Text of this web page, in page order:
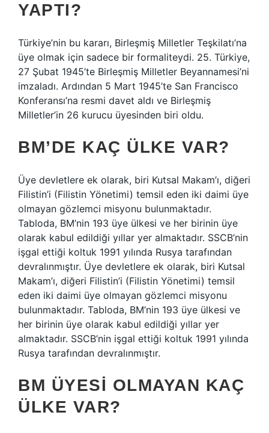
YAPTI?
Türkiye’nin bu kararı, Birleşmiş Milletler Teşkilatı’na
üye olmak için sadece bir formaliteydi. 25. Türkiye,
27 Şubat 1945’te Birleşmiş Milletler Beyannamesi’ni
imzaladı. Ardından 5 Mart 1945’te San Francisco
Konferansı’na resmi davet aldı ve Birleşmiş
Milletler’in 26 kurucu üyesinden biri oldu.
BM’DE KAÇ ÜLKE VAR?
Üye devletlere ek olarak, biri Kutsal Makam’ı, diğeri
Filistin’i (Filistin Yönetimi) temsil eden iki daimi üye
olmayan gözlemci misyonu bulunmaktadır.
Tabloda, BM’nin 193 üye ülkesi ve her birinin üye
olarak kabul edildiği yıllar yer almaktadır. SSCB’nin
işgal ettiği koltuk 1991 yılında Rusya tarafından
devralınmıştır. Üye devletlere ek olarak, biri Kutsal
Makam’ı, diğeri Filistin’i (Filistin Yönetimi) temsil
eden iki daimi üye olmayan gözlemci misyonu
bulunmaktadır. Tabloda, BM’nin 193 üye ülkesi ve
her birinin üye olarak kabul edildiği yıllar yer
almaktadır. SSCB’nin işgal ettiği koltuk 1991 yılında
Rusya tarafından devralınmıştır.
BM ÜYESI OLMAYAN KAÇ
ÜLKE VAR?